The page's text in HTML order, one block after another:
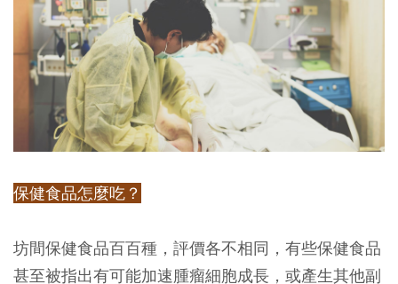
保健食品怎麼吃？
坊間保健食品百百種，評價各不相同，有些保健食品
甚至被指出有可能加速腫瘤細胞成長，或產生其他副